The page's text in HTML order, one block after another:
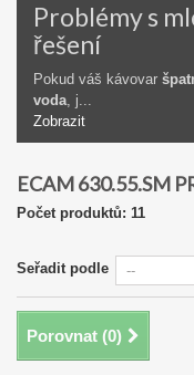
Problémy s
řešení
Pokud váš kávovar
voda, j...
Zobrazit
ECAM 630.55.SM
Počet produktů: 11
Seřadit podle
Porovnat (0)